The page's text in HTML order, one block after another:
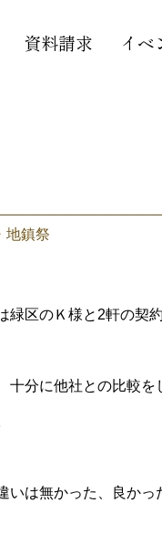
資料請求 イベ
地鎮祭
緑区のＫ様と2軒の契
分に他社との比較
は無かった、良か